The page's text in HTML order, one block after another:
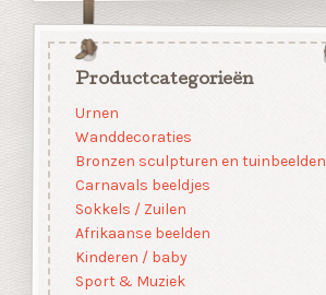
Productcategorieën
Urnen
Wanddecoraties
Bronzen sculpturen en tuinbeelden
Carnavals beeldjes
Sokkels / Zuilen
Afrikaanse beelden
Kinderen / baby
Sport & Muziek